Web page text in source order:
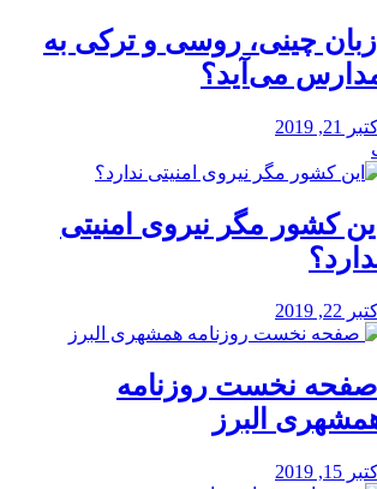
️ زبان چینی، روسی و ترکی به
می‌آید؟
21, 2019
این کشور مگر نیروی امنیتی
22, 2019
️ صفحه نخست روزنامه‌
البرز
15, 2019